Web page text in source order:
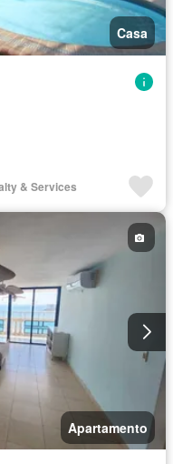
Casa
& Services
Apartamento